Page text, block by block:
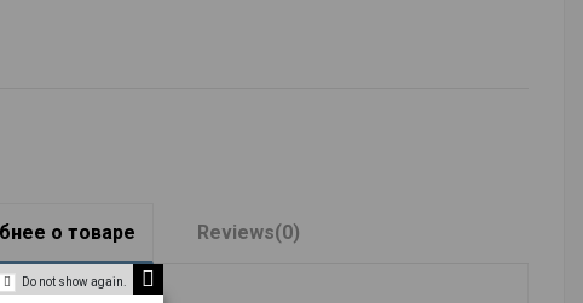
о товаре Reviews(0)
Do not show again.